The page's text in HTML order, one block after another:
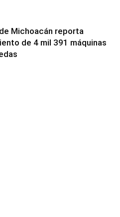
Michoacán reporta
de 4 mil 391 máquinas